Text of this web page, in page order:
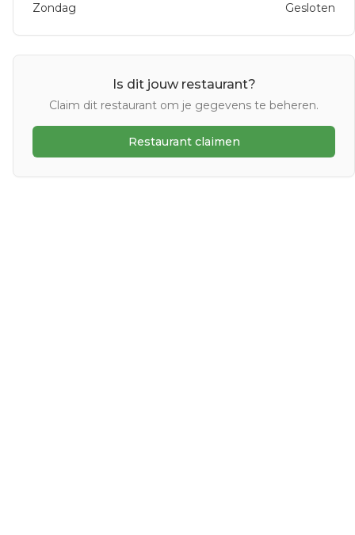
Zondag Gesloten
Is dit jouw restaurant?
Claim dit restaurant om je gegevens te beheren.
Restaurant claimen